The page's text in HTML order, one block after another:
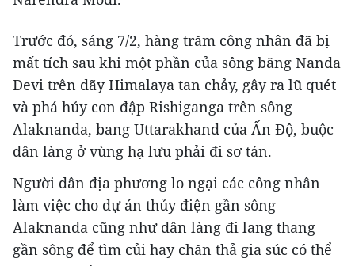
Trước đó, sáng 7/2, hàng trăm công nhân đã bị
mất tích sau khi một phần của sông băng Nanda
Devi trên dãy Himalaya tan chảy, gây ra lũ quét
và phá hủy con đập Rishiganga trên sông
Alaknanda, bang Uttarakhand của Ấn Độ, buộc
dân làng ở vùng hạ lưu phải đi sơ tán.
Người dân địa phương lo ngại các công nhân
làm việc cho dự án thủy điện gần sông
Alaknanda cũng như dân làng đi lang thang
gần sông để tìm củi hay chăn thả gia súc có thể